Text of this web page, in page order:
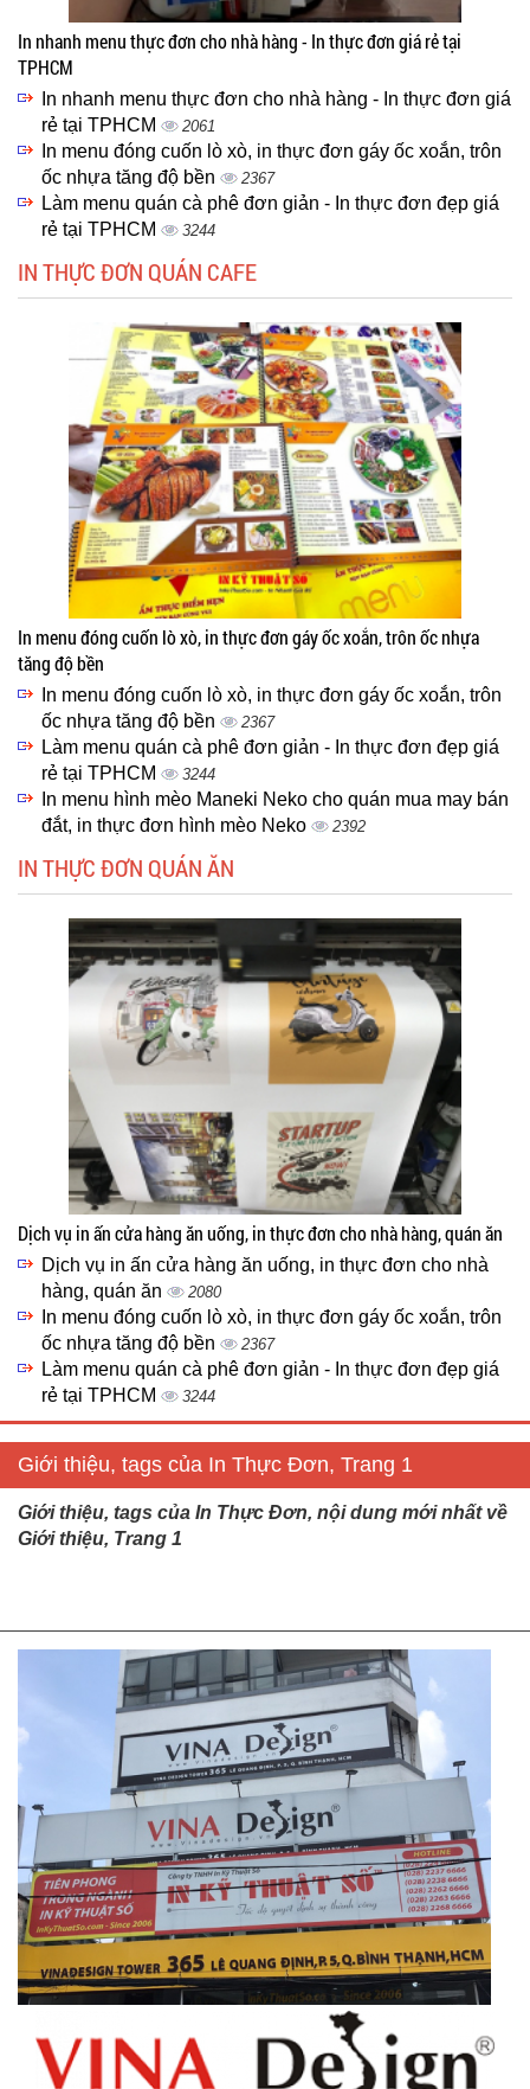
In nhanh menu thực đơn cho nhà hàng - In thực đơn giá rẻ tại
TPHCM
In nhanh menu thực đơn cho nhà hàng - In thực đơn giá
rẻ tại TPHCM
2061
In menu đóng cuốn lò xò, in thực đơn gáy ốc xoắn, trôn
ốc nhựa tăng độ bền
2367
Làm menu quán cà phê đơn giản - In thực đơn đẹp giá
rẻ tại TPHCM
3244
IN THỰC ĐƠN QUÁN CAFE
In menu đóng cuốn lò xò, in thực đơn gáy ốc xoắn, trôn ốc nhựa
tăng độ bền
In menu đóng cuốn lò xò, in thực đơn gáy ốc xoắn, trôn
ốc nhựa tăng độ bền
2367
Làm menu quán cà phê đơn giản - In thực đơn đẹp giá
rẻ tại TPHCM
3244
In menu hình mèo Maneki Neko cho quán mua may bán
đắt, in thực đơn hình mèo Neko
2392
IN THỰC ĐƠN QUÁN ĂN
Dịch vụ in ấn cửa hàng ăn uống, in thực đơn cho nhà hàng, quán ăn
Dịch vụ in ấn cửa hàng ăn uống, in thực đơn cho nhà
hàng, quán ăn
2080
In menu đóng cuốn lò xò, in thực đơn gáy ốc xoắn, trôn
ốc nhựa tăng độ bền
2367
Làm menu quán cà phê đơn giản - In thực đơn đẹp giá
rẻ tại TPHCM
3244
Giới thiệu, tags của In Thực Đơn, Trang 1
Giới thiệu, tags của In Thực Đơn, nội dung mới nhất về
Giới thiệu, Trang 1